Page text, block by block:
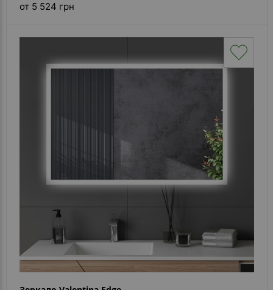
от 5 524 грн